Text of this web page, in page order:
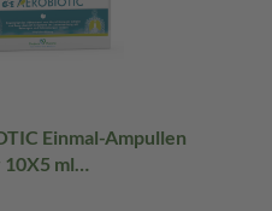
Einmal-Ampullen
ml